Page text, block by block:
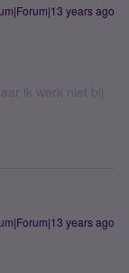
years ago
ik werk niet bij
years ago